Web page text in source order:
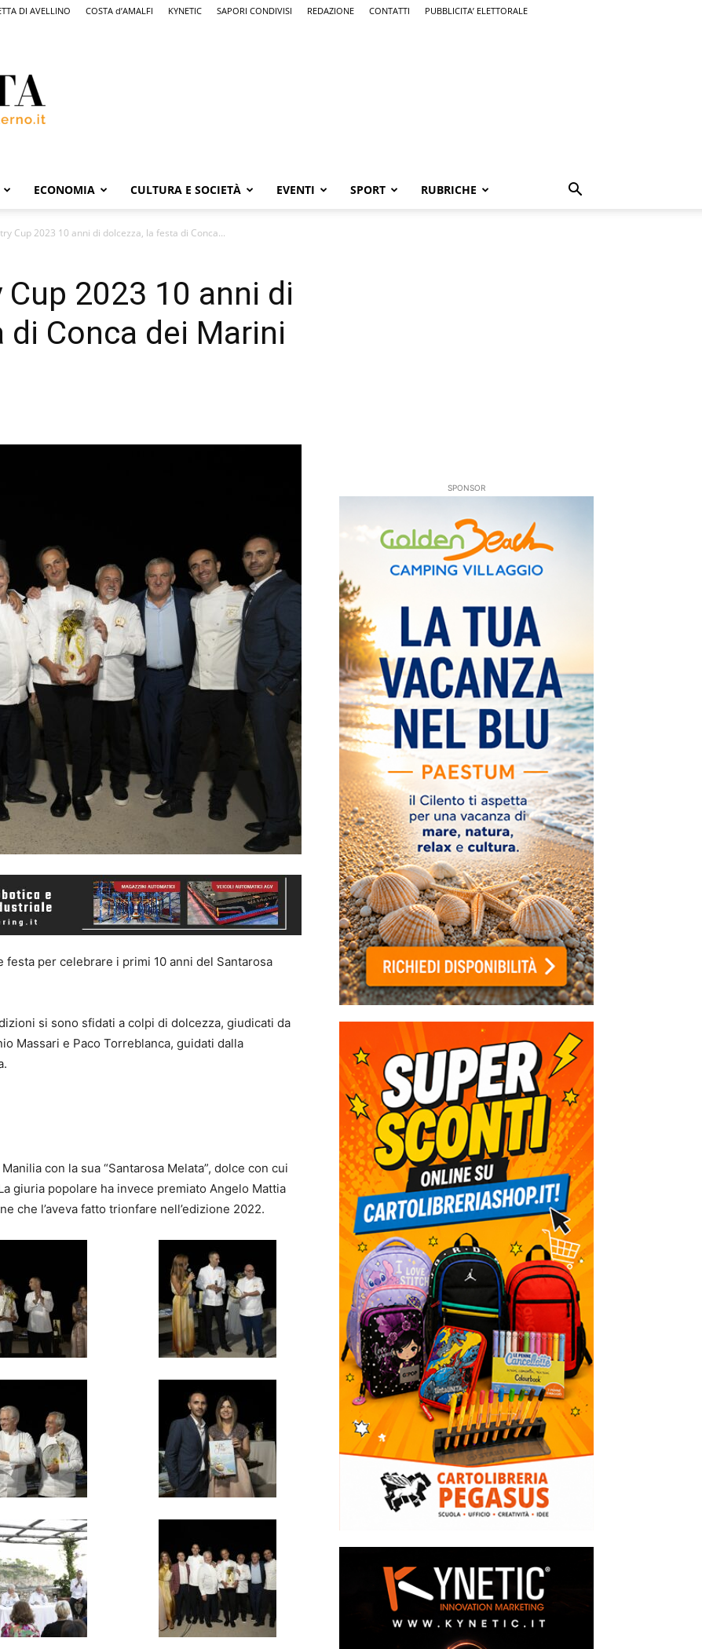
DI AVELLINO COSTA d’AMALFI KYNETIC SAPORI CONDIVISI REDAZIONE CONTATTI PUBBLICITA’ ELETTORALE
ECONOMIA CULTURA E SOCIETÀ EVENTI SPORT RUBRICHE
Cup 2023 10 anni di dolcezza, la festa di Conca...
2023 10 anni di
Conca dei Marini
per celebrare i primi 10 anni del Santarosa
si sono sfidati a colpi di dolcezza, giudicati da
Massari e Paco Torreblanca, guidati dalla
con la sua “Santarosa Melata”, dolce con cui
giuria popolare ha invece premiato Angelo Mattia
che l’aveva fatto trionfare nell’edizione 2022.
SPONSOR